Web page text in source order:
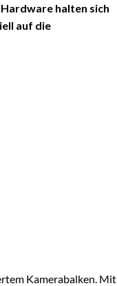
halten sich
auf die
Kamerabalken. Mit